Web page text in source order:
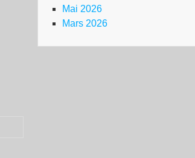
Mai 2026
Mars 2026